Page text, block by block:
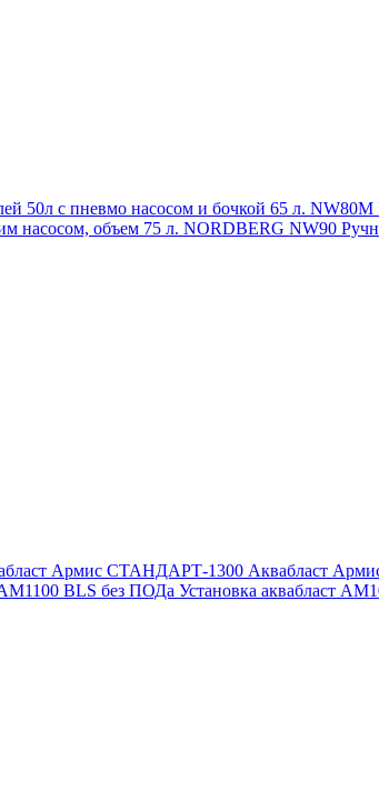
50л с пневмо насосом и бочкой 65 л. NW80M
насосом, объем 75 л. NORDBERG NW90
Армис СТАНДАРТ-1300 Аквабласт
BLS без ПОДа Установка аквабласт